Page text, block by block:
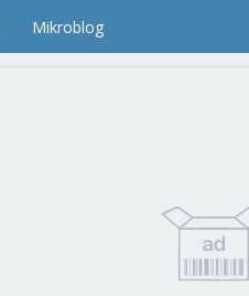
Mikroblog